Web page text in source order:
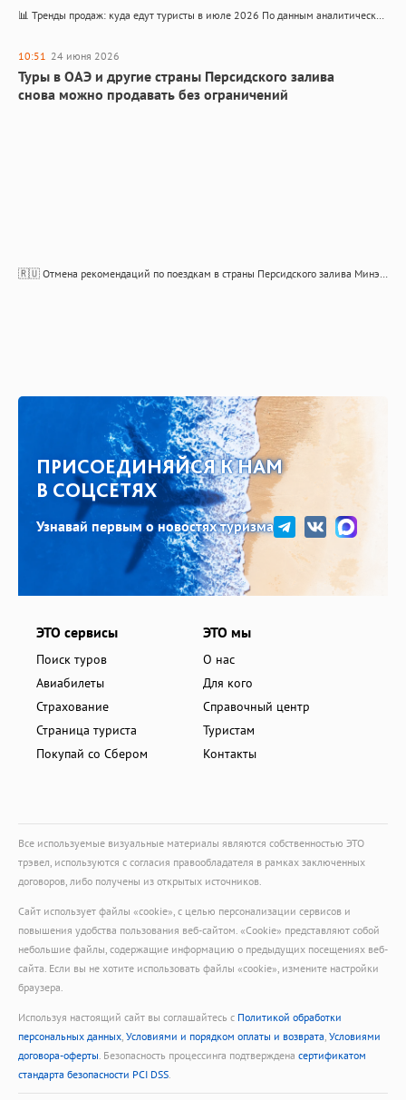
10:51 24 июня 2026
Туры в ОАЭ и другие страны Персидского залива
снова можно продавать без ограничений
ПРИСОЕДИНЯЙСЯ К НАМ
В СОЦСЕТЯХ
Узнавай первым о новостях туризма
ЭТО сервисы
Поиск туров
Авиабилеты
Страхование
Страница туриста
Покупай со Сбером
ЭТО мы
О нас
Для кого
Справочный центр
Туристам
Контакты
Все используемые визуальные материалы являются собственностью ЭТО
трэвел, используются с согласия правообладателя в рамках заключенных
договоров, либо получены из открытых источников.
Сайт использует файлы «cookie», с целью персонализации сервисов и
повышения удобства пользования веб-сайтом. «Cookie» представляют собой
небольшие файлы, содержащие информацию о предыдущих посещениях веб-
сайта. Если вы не хотите использовать файлы «cookie», измените настройки
браузера.
Используя настоящий сайт вы соглашайтесь с Политикой обработки
персональных данных Условиями и порядком оплаты и возврата Условиями
договора-оферты . Безопасность процессинга подтверждена сертификатом
стандарта безопасности PCI DSS